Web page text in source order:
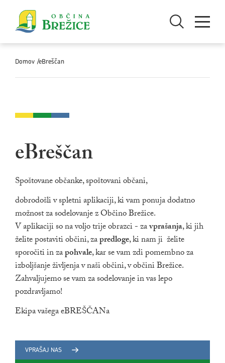
Odpri iskanjeOdpri meni
Domov /eBreščan
eBreščan
Spoštovane občanke, spoštovani občani,
dobrodošli v spletni aplikaciji, ki vam ponuja dodatno
možnost za sodelovanje z Občino Brežice.
V aplikaciji so na voljo trije obrazci - zavprašanja, ki jih
želite postaviti občini, zapredloge, ki nam ji želite
sporočiti in zapohvale, kar se vam zdi pomembno za
izboljšanje življenja v naši občini, v občini Brežice.
Zahvaljujemo se vam za sodelovanje in vas lepo
pozdravljamo!
Ekipa vašega eBREŠČANa
VPRAŠAJ NAS